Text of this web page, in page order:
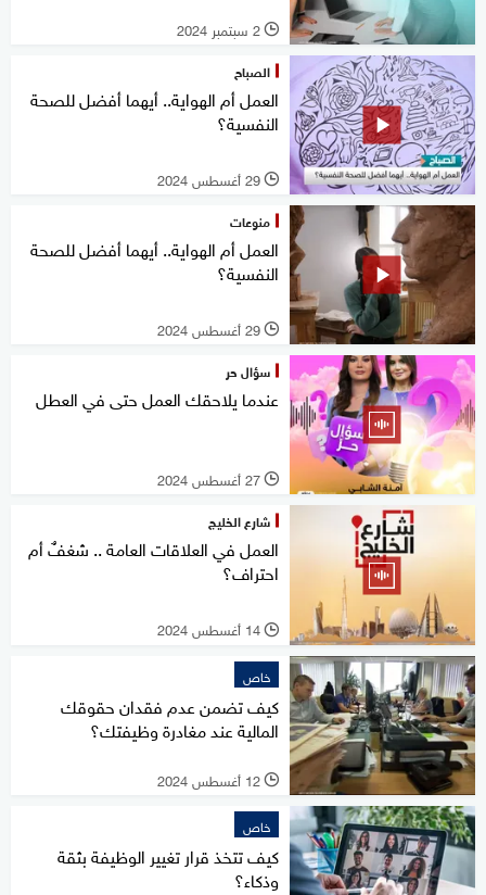
l 2 سبتمبر 2024
الصباح
العمل أم الهواية.. أيهما أفضل للصحة
النفسية؟
l 29 أغسطس 2024
منوعات
العمل أم الهواية.. أيهما أفضل للصحة
النفسية؟
l 29 أغسطس 2024
سؤال حر
عندما يلاحقك العمل حتى في العطل
l 27 أغسطس 2024
شارع الخليج
العمل في العلاقات العامة .. شغفٌ أم
احتراف؟
l 14 أغسطس 2024
خاص
كيف تضمن عدم فقدان حقوقك
المالية عند مغادرة وظيفتك؟
l 12 أغسطس 2024
خاص
كيف تتخذ قرار تغيير الوظيفة بثقة
وذكاء؟